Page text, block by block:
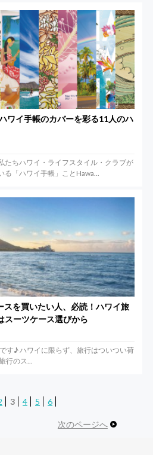
ワイ手帳のカバーを彩る11人のハ
たちハワイ・ライフスタイル・クラブが
る「ハワイ手帳」ことHawa...
スを買いたい人、必読！ハワイ旅
スーツケース選びから
す♪ ハワイに限らず、旅行はついつい荷
行のス...
3 4 5 6
次のページへ